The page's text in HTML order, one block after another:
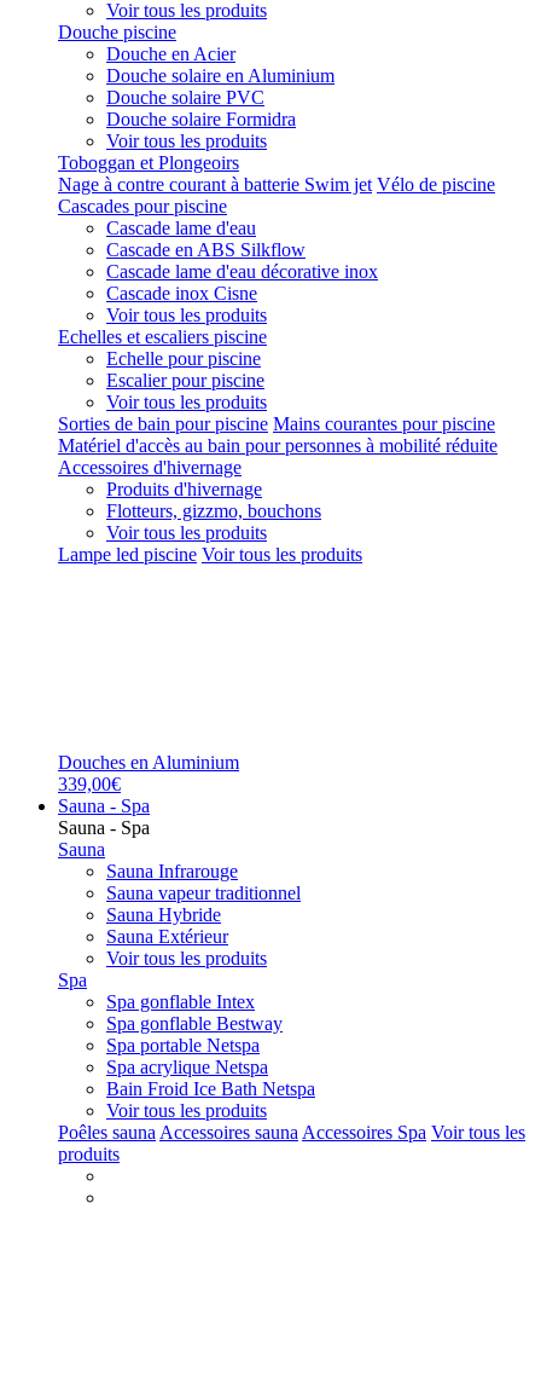
Voir tous les produits
Douche piscine
Douche en Acier
Douche solaire en Aluminium
Douche solaire PVC
Douche solaire Formidra
Voir tous les produits
Toboggan et Plongeoirs
Nage à contre courant à batterie Swim jet Vélo de piscine
Cascades pour piscine
Cascade lame d'eau
Cascade en ABS Silkflow
Cascade lame d'eau décorative inox
Cascade inox Cisne
Voir tous les produits
Echelles et escaliers piscine
Echelle pour piscine
Escalier pour piscine
Voir tous les produits
Sorties de bain pour piscine Mains courantes pour piscine
Matériel d'accès au bain pour personnes à mobilité réduite
Accessoires d'hivernage
Produits d'hivernage
Flotteurs, gizzmo, bouchons
Voir tous les produits
Lampe led piscine Voir tous les produits
Douches en Aluminium
339,00€
Sauna - Spa
Sauna - Spa
Sauna
Sauna Infrarouge
Sauna vapeur traditionnel
Sauna Hybride
Sauna Extérieur
Voir tous les produits
Spa
Spa gonflable Intex
Spa gonflable Bestway
Spa portable Netspa
Spa acrylique Netspa
Bain Froid Ice Bath Netspa
Voir tous les produits
Poêles sauna Accessoires sauna Accessoires Spa Voir tous les
produits